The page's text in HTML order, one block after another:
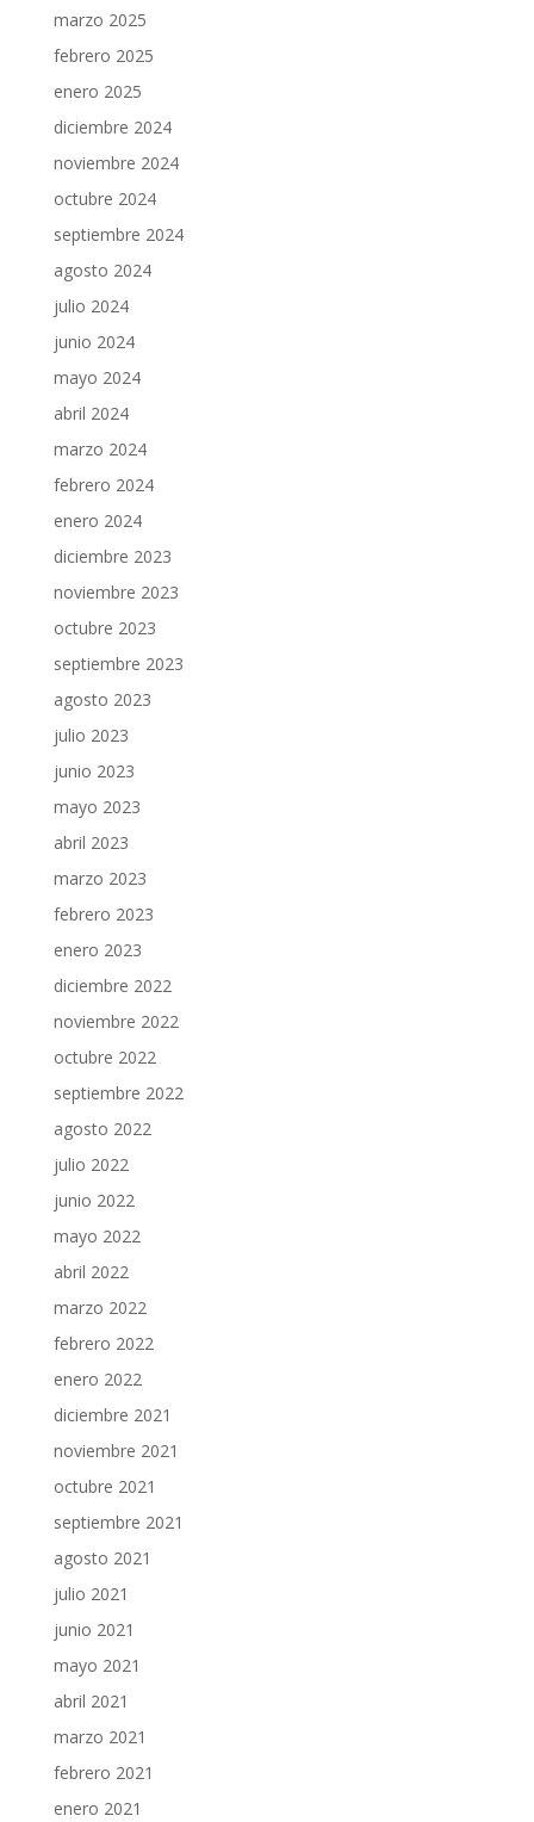
marzo 2025
febrero 2025
enero 2025
diciembre 2024
noviembre 2024
octubre 2024
septiembre 2024
agosto 2024
julio 2024
junio 2024
mayo 2024
abril 2024
marzo 2024
febrero 2024
enero 2024
diciembre 2023
noviembre 2023
octubre 2023
septiembre 2023
agosto 2023
julio 2023
junio 2023
mayo 2023
abril 2023
marzo 2023
febrero 2023
enero 2023
diciembre 2022
noviembre 2022
octubre 2022
septiembre 2022
agosto 2022
julio 2022
junio 2022
mayo 2022
abril 2022
marzo 2022
febrero 2022
enero 2022
diciembre 2021
noviembre 2021
octubre 2021
septiembre 2021
agosto 2021
julio 2021
junio 2021
mayo 2021
abril 2021
marzo 2021
febrero 2021
enero 2021